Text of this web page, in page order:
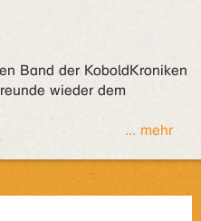
Band der KoboldKroniken
wieder dem
... mehr